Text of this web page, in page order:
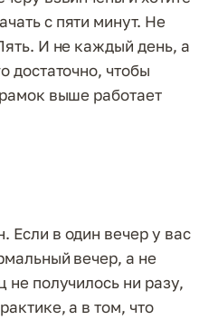
с пяти минут. Не
И не каждый день, а
достаточно, чтобы
выше работает
Если в один вечер у вас
вечер, а не
не получилось ни разу,
а в том, что